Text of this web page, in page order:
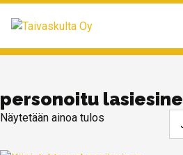
personoitu lasiesine
Näytetään ainoa tulos